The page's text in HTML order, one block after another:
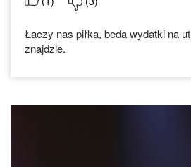
Łaczy nas piłka, beda wydatki na
znajdzie.